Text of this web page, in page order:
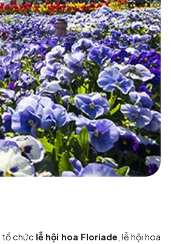
thiết kế nằm dưới đỉnh sườn
mét tung bay tung gió. Đây là
miễn phí vào cổng và đỗ xe,